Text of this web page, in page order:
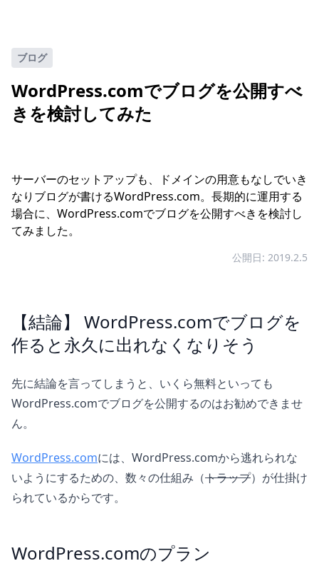
ブログ
WordPress.comでブログを公開すべ
きを検討してみた
サーバーのセットアップも、ドメインの用意もなしでいき
なりブログが書けるWordPress.com。長期的に運用する
場合に、WordPress.comでブログを公開すべきを検討し
てみました。
公開日: 2019.2.5
【結論】 WordPress.comでブログを
作ると永久に出れなくなりそう
先に結論を言ってしまうと、いくら無料といっても
WordPress.comでブログを公開するのはお勧めできませ
ん。
WordPress.comには、WordPress.comから逃れられな
いようにするための、数々の仕組み（トラップ）が仕掛け
られているからです。
WordPress.comのプラン